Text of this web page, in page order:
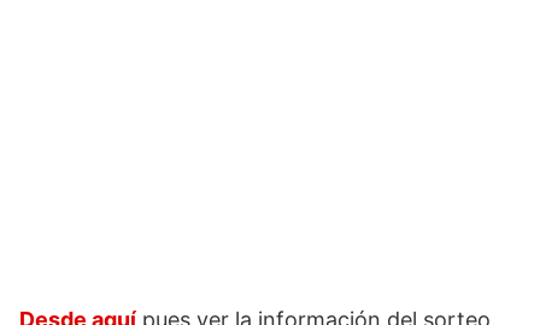
Desde aquí pues ver la información del sorteo.